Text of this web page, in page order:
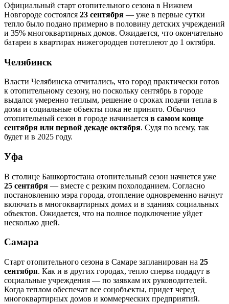
Официальный старт отопительного сезона в Нижнем
Новгороде состоялся 23 сентября — уже в первые сутки
тепло было подано примерно в половину детских учреждений
и 35% многоквартирных домов. Ожидается, что окончательно
батареи в квартирах нижегородцев потеплеют до 1 октября.
Челябинск
Власти Челябинска отчитались, что город практически готов
к отопительному сезону, но поскольку сентябрь в городе
выдался умеренно теплым, решение о сроках подачи тепла в
дома и социальные объекты пока не принято. Обычно
отопительный сезон в городе начинается в самом конце
сентября или первой декаде октября. Судя по всему, так
будет и в 2025 году.
Уфа
В столице Башкортостана отопительный сезон начнется уже
25 сентября — вместе с резким похолоданием. Согласно
постановлению мэра города, отопление одновременно начнут
включать в многоквартирных домах и в зданиях социальных
объектов. Ожидается, что на полное подключение уйдет
несколько дней.
Самара
Старт отопительного сезона в Самаре запланирован на 25
сентября. Как и в других городах, тепло сперва подадут в
социальные учреждения — по заявкам их руководителей.
Когда теплом обеспечат все соцобъекты, придет черед
многоквартирных домов и коммерческих предприятий.